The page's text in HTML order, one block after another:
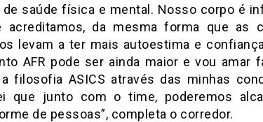
saúde física e mental. Nosso corpo é
acreditamos, da mesma forma que as
levam a ter mais autoestima e
AFR pode ser ainda maior e vou amar
filosofia ASICS através das minhas
que junto com o time, poderemos
de pessoas”, completa o corredor.